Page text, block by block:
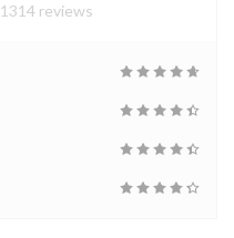
1314 reviews